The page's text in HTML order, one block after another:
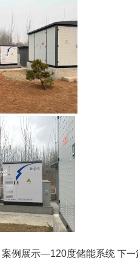
案例展示—120度储能系统 下一